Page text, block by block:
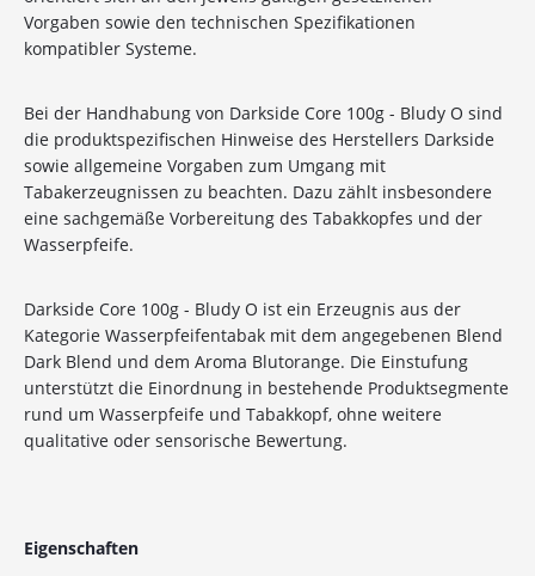
Vorgaben sowie den technischen Spezifikationen
kompatibler Systeme.
Bei der Handhabung von Darkside Core 100g - Bludy O sind
die produktspezifischen Hinweise des Herstellers Darkside
sowie allgemeine Vorgaben zum Umgang mit
Tabakerzeugnissen zu beachten. Dazu zählt insbesondere
eine sachgemäße Vorbereitung des Tabakkopfes und der
Wasserpfeife.
Darkside Core 100g - Bludy O ist ein Erzeugnis aus der
Kategorie Wasserpfeifentabak mit dem angegebenen Blend
Dark Blend und dem Aroma Blutorange. Die Einstufung
unterstützt die Einordnung in bestehende Produktsegmente
rund um Wasserpfeife und Tabakkopf, ohne weitere
qualitative oder sensorische Bewertung.
Eigenschaften
10%Newsletter-Rabatt
Sichere dir jetzt 10% Rabatt* auf deine Bestellung
bei Wolke7ShishaShop.de!
Nutze unseren exklusiven Rabattcode und spare bei
deiner nächsten Bestellung in unserem Online-Shop.
Entdecke eine große Auswahl an hochwertigen
Shisha-Produkten, Tabaksorten und Zubehör – alles,